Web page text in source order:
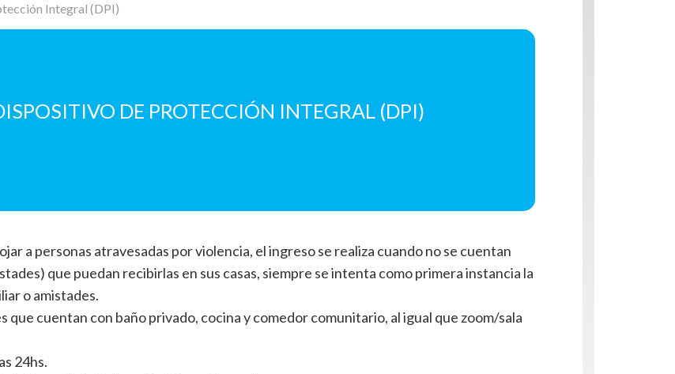
Integral (DPI)
DE PROTECCIÓN INTEGRAL (DPI)
a personas atravesadas por violencia, el ingreso se realiza cuando no se cuentan
que puedan recibirlas en sus casas, siempre se intenta como primera instancia la
o amistades.
que cuentan con baño privado, cocina y comedor comunitario, al igual que zoom/sala
24hs.